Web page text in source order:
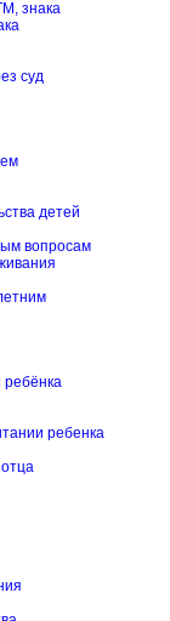
знака
суд
детей
вопросам
ребёнка
ребенка